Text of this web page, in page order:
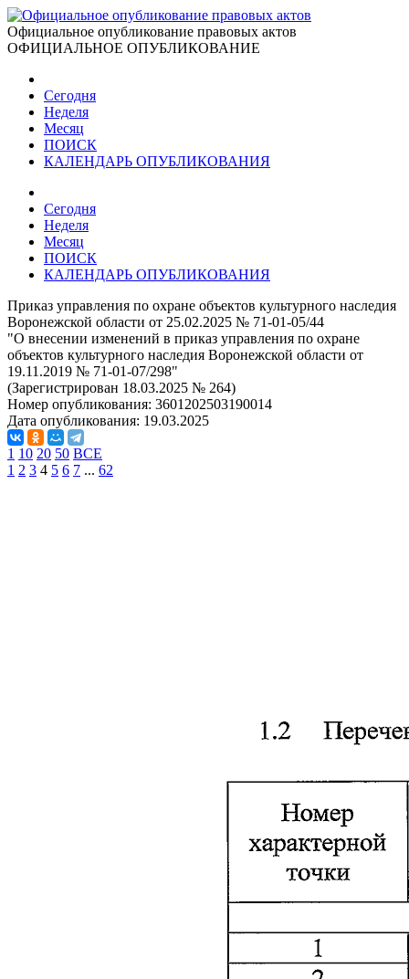
Официальное опубликование правовых актов
ОФИЦИАЛЬНОЕ ОПУБЛИКОВАНИЕ
Сегодня
Неделя
Месяц
ПОИСК
КАЛЕНДАРЬ ОПУБЛИКОВАНИЯ
Сегодня
Неделя
Месяц
ПОИСК
КАЛЕНДАРЬ ОПУБЛИКОВАНИЯ
Приказ управления по охране объектов культурного наследия
Воронежской области от 25.02.2025 № 71-01-05/44
"О внесении изменений в приказ управления по охране
объектов культурного наследия Воронежской области от
19.11.2019 № 71-01-07/298"
(Зарегистрирован 18.03.2025 № 264)
Номер опубликования: 3601202503190014
Дата опубликования: 19.03.2025
1 10 20 50 ВСЕ
1 2 3 4 5 6 7 ... 62